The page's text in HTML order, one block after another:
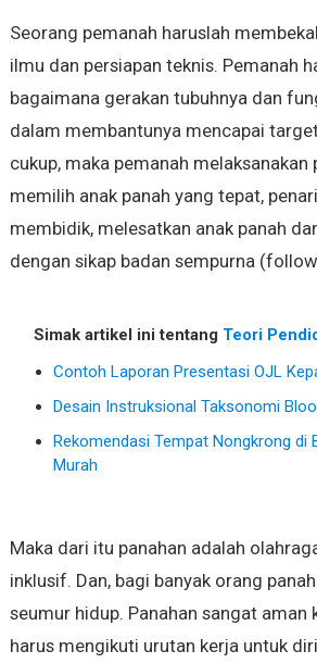
Seorang pemanah haruslah
ilmu dan persiapan teknis. Pemanah
bagaimana gerakan tubuhnya dan
dalam membantunya mencapai
cukup, maka pemanah
memilih anak panah yang tepat,
membidik, melesatkan anak panah
dengan sikap badan sempurna
Simak artikel ini tentang Teori
Contoh Laporan Presentasi OJL
Desain Instruksional Taksonomi
Rekomendasi Tempat Nongkrong di
Murah
Maka dari itu panahan adalah
inklusif. Dan, bagi banyak orang
seumur hidup. Panahan sangat aman
harus mengikuti urutan kerja untuk